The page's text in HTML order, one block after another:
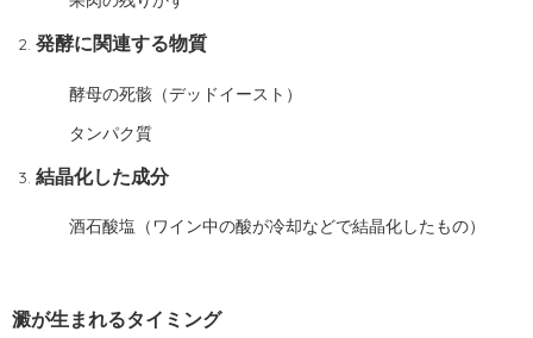
発酵に関連する物質
酵母の死骸（デッドイースト）
タンパク質
結晶化した成分
酒石酸塩（ワイン中の酸が冷却などで結晶化したもの）
澱が生まれるタイミング